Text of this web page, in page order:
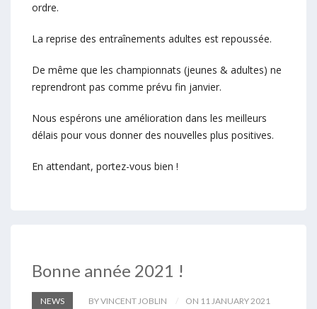
ordre.
La reprise des entraînements adultes est repoussée.
De même que les championnats (jeunes & adultes) ne
reprendront pas comme prévu fin janvier.
Nous espérons une amélioration dans les meilleurs
délais pour vous donner des nouvelles plus positives.
En attendant, portez-vous bien !
Bonne année 2021 !
NEWS BY VINCENT JOBLIN ON 11 JANUARY 2021